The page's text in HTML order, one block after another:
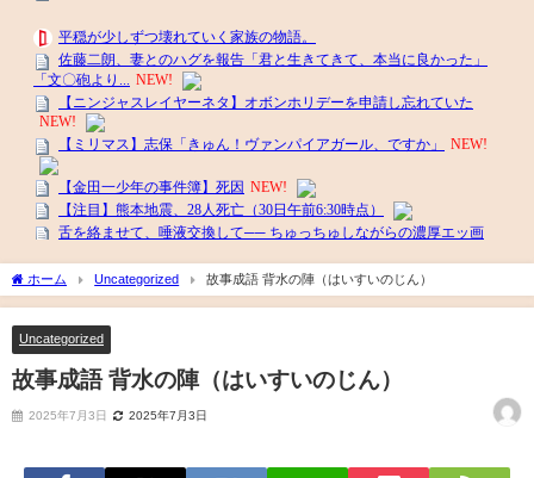
ホーム Uncategorized 故事成語 背水の陣（はいすいのじん）
Uncategorized
故事成語 背水の陣（はいすいのじん）
2025年7月3日 2025年7月3日